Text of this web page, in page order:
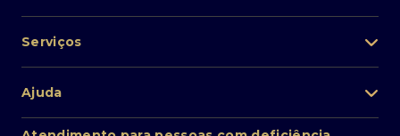
Lista de fundos de investimento
Private Banking
Renda fixa
Pessoa Física
Cartões
Empréstimos e financiamentos
Serviços
Perda/roubo de celular
Ajuda
Atendimento ao cliente